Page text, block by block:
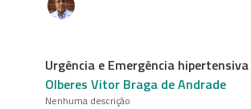
Urgência e Emergência hipertensiva
Olberes Vitor Braga de Andrade
Nenhuma descrição